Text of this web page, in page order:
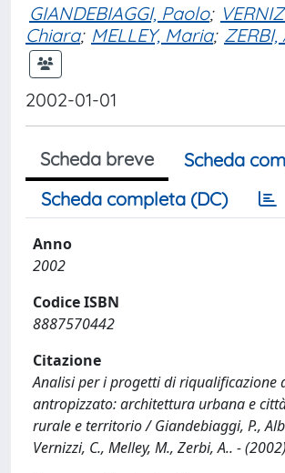
GIANDEBIAGGI, Paolo;
Chiara; MELLEY, Maria;
2002-01-01
Scheda breve
Scheda
Scheda completa (DC)
Anno
2002
Codice ISBN
8887570442
Citazione
Analisi per i progetti di riqualificazione
antropizzato: architettura urbana e
rurale e territorio / Giandebiaggi, P.,
Vernizzi, C., Melley, M., Zerbi, A.. -